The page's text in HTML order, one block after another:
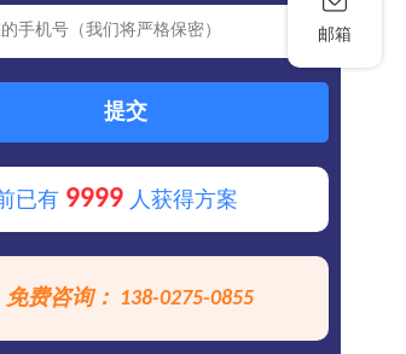
提交
已有 9999 人获得方案
免费咨询： 138-0275-0855
邮箱